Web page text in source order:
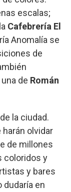
escalas;
Cafebrería El
Anomalía se
de
de Román
la ciudad.
olvidar
de millones
coloridos y
y bares
dudaría en